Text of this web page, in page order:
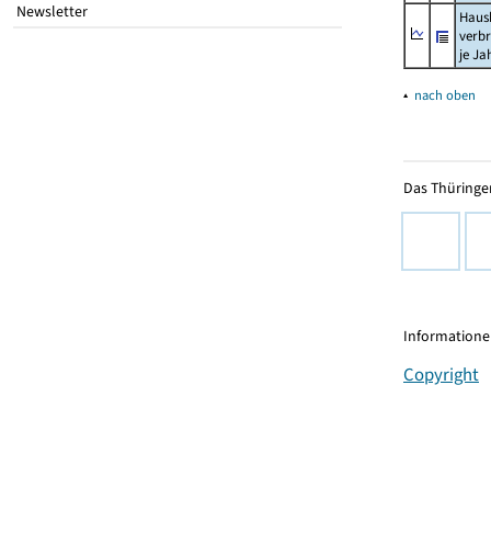
Newsletter
je
▴ nach oben
Das
Copyright